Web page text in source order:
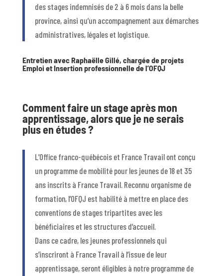
des stages indemnisés de 2 à 6 mois dans la belle
province, ainsi qu’un accompagnement aux démarches
administratives, légales et logistique.
Entretien avec Raphaëlle Gillé, chargée de projets
Emploi et Insertion professionnelle de l’OFQJ
Comment faire un stage après mon
apprentissage, alors que je ne serais
plus en études ?
L’Office franco-québécois et France Travail ont conçu
un programme de mobilité pour les jeunes de 18 et 35
ans inscrits à France Travail. Reconnu organisme de
formation, l’OFQJ est habilité à mettre en place des
conventions de stages tripartites avec les
bénéficiaires et les structures d’accueil.
Dans ce cadre, les jeunes professionnels qui
s’inscriront à France Travail à l’issue de leur
apprentissage, seront éligibles à notre programme de